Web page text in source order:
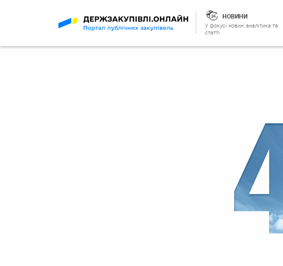
НОВИНИ
У фокусі новин: аналітика та
статті